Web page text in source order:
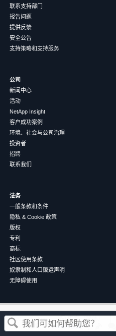
这篇文章对您有帮助吗？
联系支持部门
报告问题
提供反馈
安全公告
支持策略和支持服务
公司
新闻中心
活动
NetApp Insight
客户成功案例
环境、社会与公司治理
投资者
招聘
联系我们
法务
一般条款和条件
隐私 & Cookie 政策
版权
专利
商标
社区使用条款
奴隶制和人口贩运声明
无障碍使用
©2026NetApp 中文（简体）
Cookie 政策
Cookie 设置